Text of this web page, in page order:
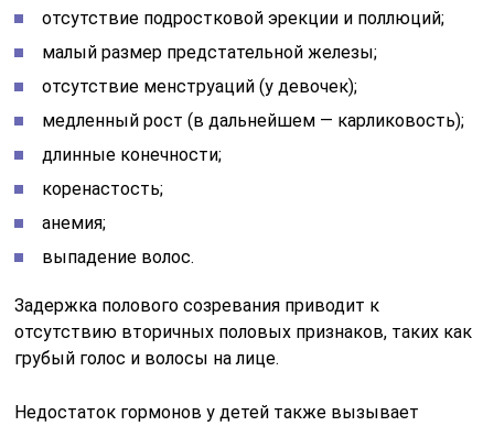
отсутствие подростковой эрекции и поллюций;
малый размер предстательной железы;
отсутствие менструаций (у девочек);
медленный рост (в дальнейшем — карликовость);
длинные конечности;
коренастость;
анемия;
выпадение волос.
Задержка полового созревания приводит к
отсутствию вторичных половых признаков, таких как
грубый голос и волосы на лице.
Недостаток гормонов у детей также вызывает